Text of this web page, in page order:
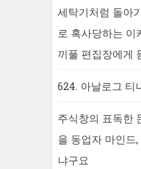
세탁기처럼 돌아
로 혹사당하는 이
끼풀 편집장에게
624. 아날로그 티
주식창의 표독한
을 동업자 마인드
냐구요